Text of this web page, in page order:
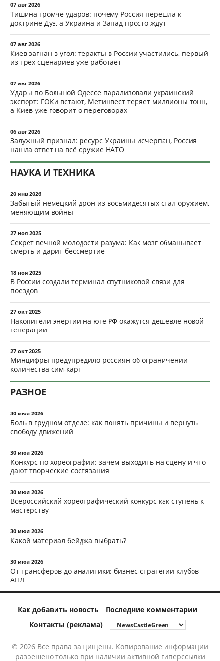
07 авг 2026
Тишина громче ударов: почему Россия перешла к
доктрине Дуэ, а Украина и Запад просто ждут
07 авг 2026
Киев загнан в угол: теракты в России участились, первый
из трёх сценариев уже работает
07 авг 2026
Удары по Большой Одессе парализовали украинский
экспорт: ГОКи встают, Метинвест теряет миллионы тонн,
а Киев уже говорит о переговорах
06 авг 2026
Залужный признал: ресурс Украины исчерпан, Россия
нашла ответ на всё оружие НАТО
НАУКА И ТЕХНИКА
20 янв 2026
Забытый немецкий дрон из восьмидесятых стал оружием,
меняющим войны
27 ноя 2025
Секрет вечной молодости разума: Как мозг обманывает
смерть и дарит бессмертие
18 ноя 2025
В России создали терминал спутниковой связи для
поездов
27 окт 2025
Накопители энергии на юге РФ окажутся дешевле новой
генерации
27 окт 2025
Минцифры предупредило россиян об ограничении
количества сим-карт
РАЗНОЕ
30 июл 2026
Боль в грудном отделе: как понять причины и вернуть
свободу движений
30 июл 2026
Конкурс по хореографии: зачем выходить на сцену и что
дают творческие состязания
30 июл 2026
Всероссийский хореографический конкурс как ступень к
мастерству
30 июл 2026
Какой материал бейджа выбрать?
30 июл 2026
От трансферов до аналитики: бизнес-стратегии клубов
АПЛ
Как добавить новость
Последние комментарии
Контакты (реклама)
© 2026 Все права защищены. Копирование информации
разрешено только при наличии активной гиперссылки